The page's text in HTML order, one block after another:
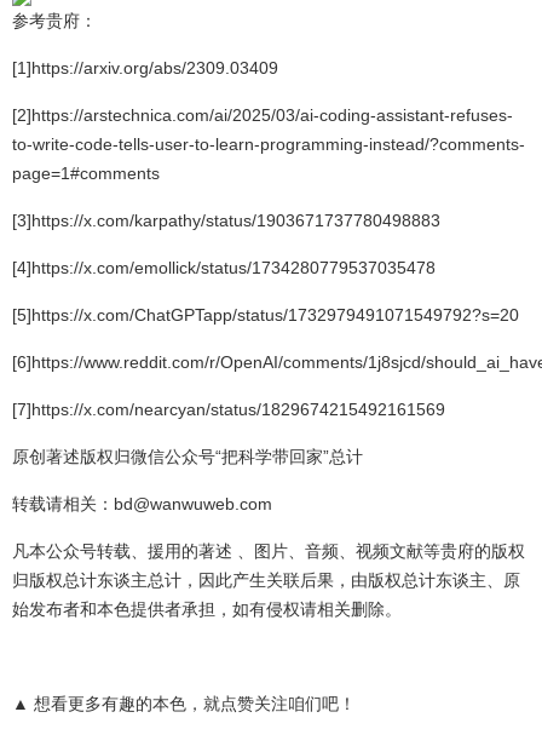
参考贵府：
[1]https://arxiv.org/abs/2309.03409
[2]https://arstechnica.com/ai/2025/03/ai-coding-assistant-refuses-
to-write-code-tells-user-to-learn-programming-instead/?comments-
page=1#comments
[3]https://x.com/karpathy/status/1903671737780498883
[4]https://x.com/emollick/status/1734280779537035478
[5]https://x.com/ChatGPTapp/status/1732979491071549792?s=20
[6]https://www.reddit.com/r/OpenAI/comments/1j8sjcd/
[7]https://x.com/nearcyan/status/1829674215492161569
原创著述版权归微信公众号“把科学带回家”总计
转载请相关：bd@wanwuweb.com
凡本公众号转载、援用的著述 、图片、音频、视频文献等贵府的版权
归版权总计东谈主总计，因此产生关联后果，由版权总计东谈主、原
始发布者和本色提供者承担，如有侵权请相关删除。
▲ 想看更多有趣的本色，就点赞关注咱们吧！‍